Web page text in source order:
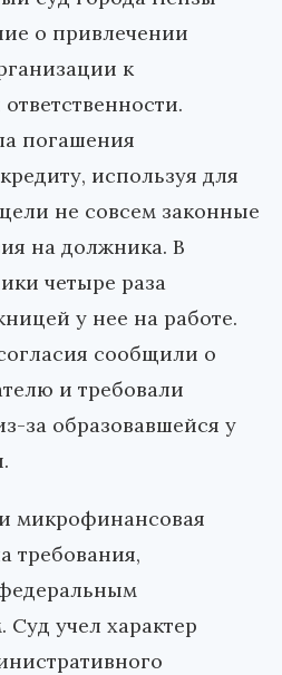
о привлечении
к
погашения
используя для
не совсем законные
на должника. В
четыре раза
у нее на работе.
сообщили о
и требовали
за образовавшейся у
микрофинансовая
требования,
Суд учел характер